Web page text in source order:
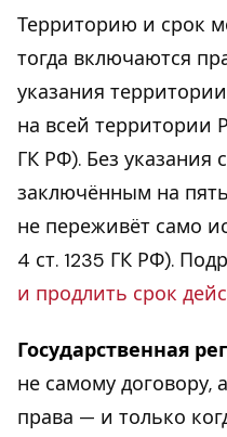
Территорию и срок
тогда включаются
указания
на всей территории
ГК РФ). Без указания
заключённым на
не переживёт само
4 ст. 1235 ГК РФ).
и продлить срок
Государственная
не самому договору,
права — и только